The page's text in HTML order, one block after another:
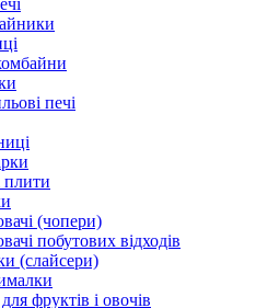
печі
плити
(чопери)
побутових відходів
(слайсери)
фруктів і овочів